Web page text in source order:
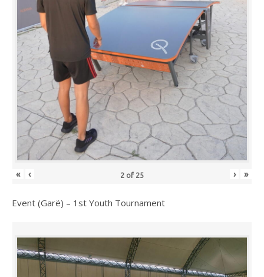
« ‹ 2 of 25 › »
Event (Garë) – 1st Youth Tournament